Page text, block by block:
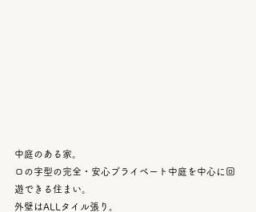
中庭のある家。
ロの字型の完全・安心プライベート中庭を中心に回
遊できる住まい。
外壁はALLタイル張り。